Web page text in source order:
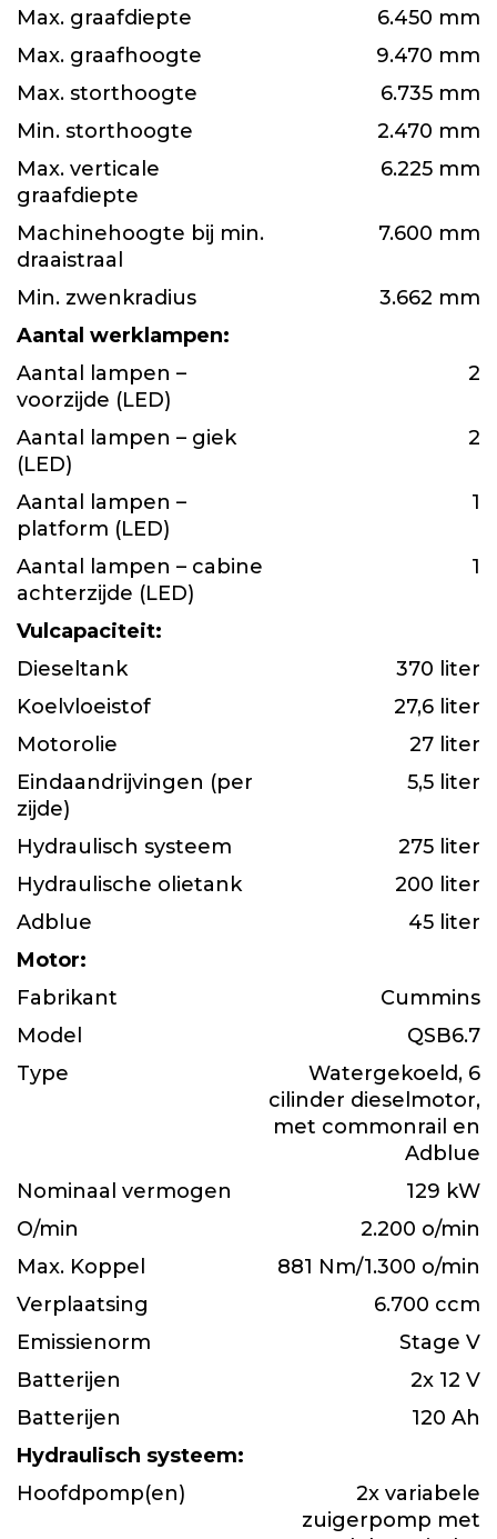
Max. graafdiepte
6.450 mm
Max. graafhoogte
9.470 mm
Max. storthoogte
6.735 mm
Min. storthoogte
2.470 mm
Max. verticale
graafdiepte
6.225 mm
Machinehoogte bij min.
draaistraal
7.600 mm
Min. zwenkradius
3.662 mm
Aantal werklampen:
Aantal lampen –
voorzijde (LED)
2
Aantal lampen – giek
(LED)
2
Aantal lampen –
platform (LED)
1
Aantal lampen – cabine
achterzijde (LED)
1
Vulcapaciteit:
Dieseltank
370 liter
Koelvloeistof
27,6 liter
Motorolie
27 liter
Eindaandrijvingen (per
zijde)
5,5 liter
Hydraulisch systeem
275 liter
Hydraulische olietank
200 liter
Adblue
45 liter
Motor:
Fabrikant
Cummins
Model
QSB6.7
Type
Watergekoeld, 6
cilinder dieselmotor,
met commonrail en
Adblue
Nominaal vermogen
129 kW
O/min
2.200 o/min
Max. Koppel
881 Nm/1.300 o/min
Verplaatsing
6.700 ccm
Emissienorm
Stage V
Batterijen
2x 12 V
Batterijen
120 Ah
Hydraulisch systeem:
Hoofdpomp(en)
2x variabele
zuigerpomp met